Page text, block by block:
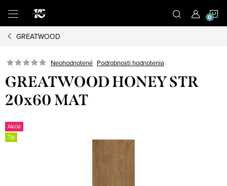
obsah
GREATWOOD
Neohodnotené Podrobnosti hodnotenia
GREATWOOD HONEY STR
20x60 MAT
Akcia
Tip